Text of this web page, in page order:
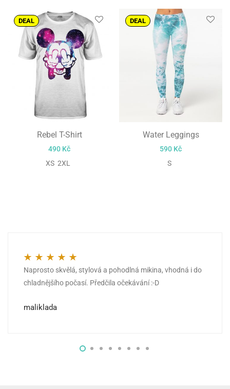
DEAL
Rebel T-Shirt
490 Kč
XS 2XL
DEAL
Water Leggings
590 Kč
S
Hodnocení 5z 5
Naprosto skvělá, stylová a pohodlná mikina, vhodná i do
chladnějšího počasí. Předčila očekávání :-D
maliklada